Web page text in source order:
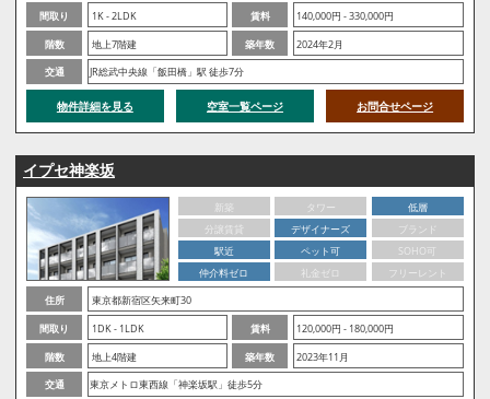
間取り
1K - 2LDK 賃料
140,000円 - 330,000円
階数
地上7階建 築年数
2024年2月
交通
JR総武中央線「飯田橋」駅 徒歩7分
物件詳細を見る 空室一覧ページ お問合せページ
イプセ神楽坂
新築 タワー
低層
分譲賃貸
デザイナーズ
ブランド
駅近
ペット可
SOHO可
仲介料ゼロ
礼金ゼロ
フリーレント
住所
東京都新宿区矢来町30
間取り
1DK - 1LDK 賃料
120,000円 - 180,000円
階数
地上4階建 築年数
2023年11月
交通
東京メトロ東西線「神楽坂駅」徒歩5分